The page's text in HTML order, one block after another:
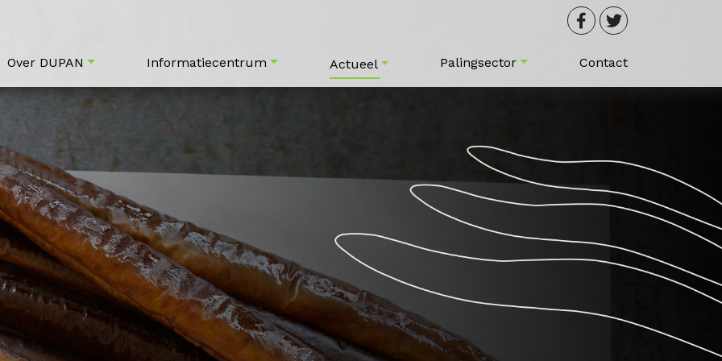
Over DUPAN Informatiecentrum Actueel Palingsector Contact